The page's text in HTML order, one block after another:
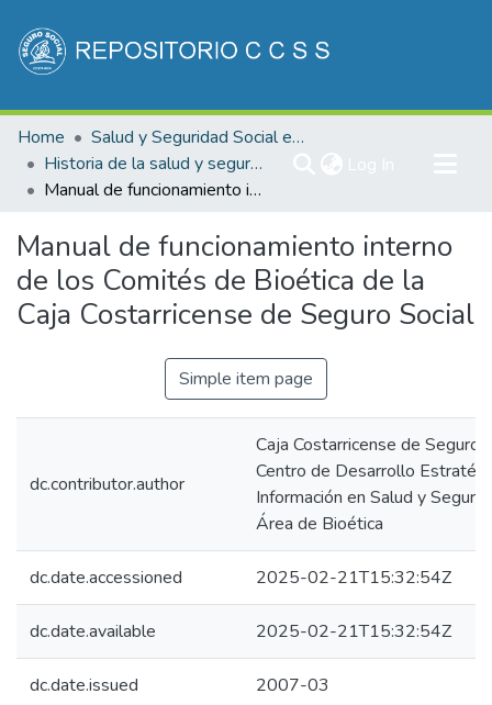
Communities & Collections
All of DSpace
Statistics
Home
Salud y Seguridad Social en Costa Rica
Historia de la salud y seguridad social de Costa Rica
Manual de funcionamiento interno de los Comités de Bioética de la Caja Costarricense de Seguro Social
Manual de funcionamiento interno
de los Comités de Bioética de la
Caja Costarricense de Seguro Social
Simple item page
dc.contributor.author
Caja Costarricense de Seguro
Centro de Desarrollo
Información en Salud y
Área de Bioética
dc.date.accessioned 2025-02-21T15:32:54Z
dc.date.available 2025-02-21T15:32:54Z
dc.date.issued 2007-03